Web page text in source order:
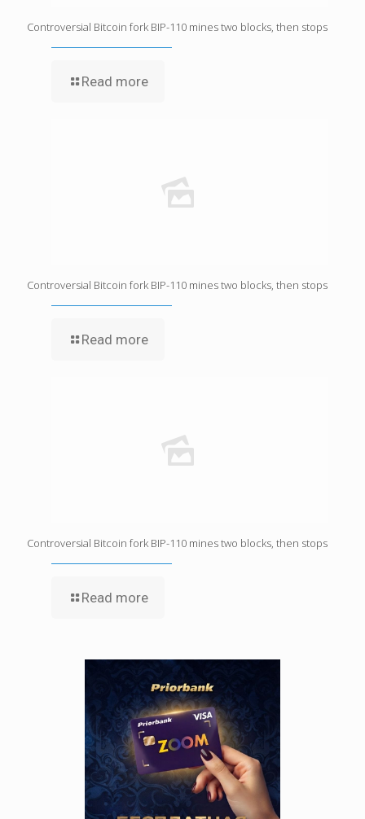
Controversial Bitcoin fork BIP-110 mines two blocks, then stops
Read more
Controversial Bitcoin fork BIP-110 mines two blocks, then stops
Read more
Controversial Bitcoin fork BIP-110 mines two blocks, then stops
Read more